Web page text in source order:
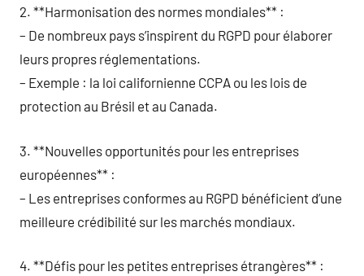
2. **Harmonisation des normes mondiales** :
– De nombreux pays s’inspirent du RGPD pour élaborer
leurs propres réglementations.
– Exemple : la loi californienne CCPA ou les lois de
protection au Brésil et au Canada.
3. **Nouvelles opportunités pour les entreprises
européennes** :
– Les entreprises conformes au RGPD bénéficient d’une
meilleure crédibilité sur les marchés mondiaux.
4. **Défis pour les petites entreprises étrangères** :